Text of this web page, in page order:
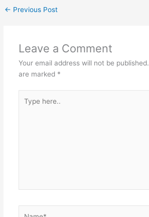
← Previous Post
Leave a Comment
Your email address will not be published.
are marked *
here..